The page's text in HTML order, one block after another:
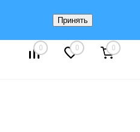
Регистрация
0 0 0
Принять